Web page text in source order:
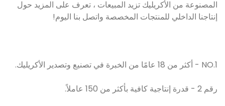
المصنوعة من الأكريليك تزيد المبيعات ، تعرف على المزيد حول
إنتاجنا الداخلي للمنتجات المخصصة واتصل بنا اليوم!
NO.1 - أكثر من 18 عامًا من الخبرة في تصنيع وتصدير الأكريليك.
رقم 2 - قدرة إنتاجية كافية بأكثر من 150 عاملاً.